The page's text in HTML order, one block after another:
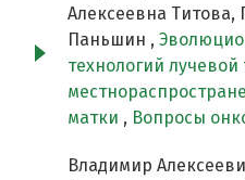
Алексеевна Титова,
Паньшин ,
технологий лучевой
матки , Вопросы
Владимир